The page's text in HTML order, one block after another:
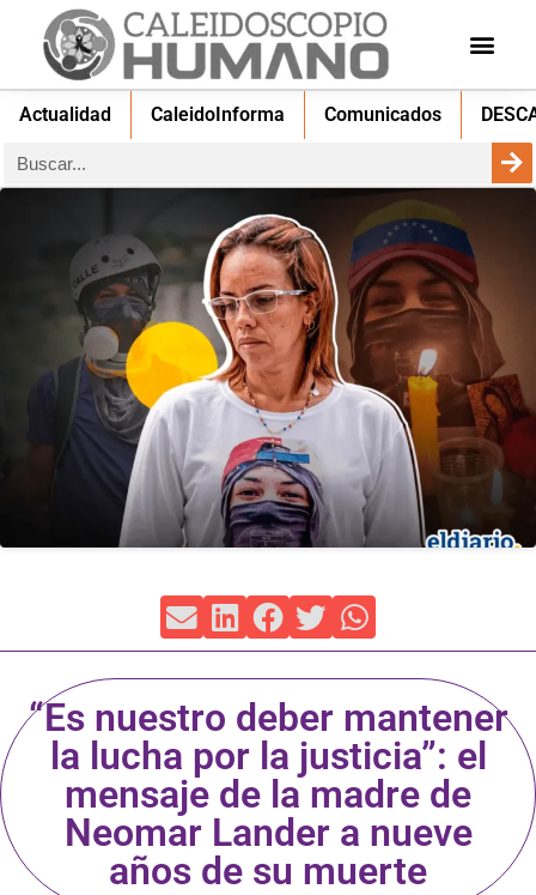
Actualidad CaleidoInforma Comunicados
“Es nuestro deber mantener
la lucha por la justicia”: el
mensaje de la madre de
Neomar Lander a nueve
años de su muerte